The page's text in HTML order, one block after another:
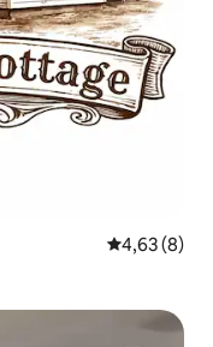
4,63 av 5 i
4,63 (8)